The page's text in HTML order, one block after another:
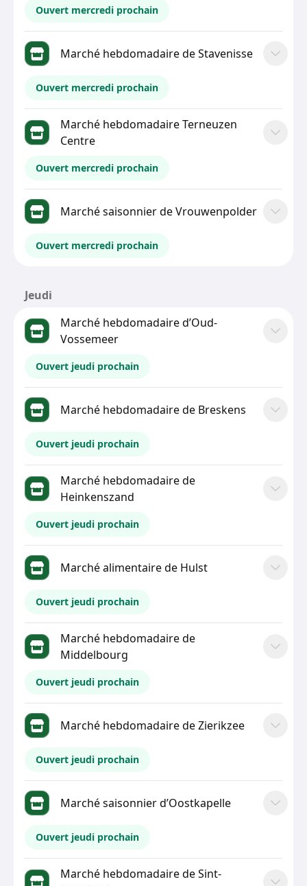
Ouvert mercredi prochain
Marché hebdomadaire de Stavenisse
Ouvert mercredi prochain
Marché hebdomadaire Terneuzen
Centre
Ouvert mercredi prochain
Marché saisonnier de Vrouwenpolder
Ouvert mercredi prochain
Jeudi
Marché hebdomadaire d’Oud-
Vossemeer
Ouvert jeudi prochain
Marché hebdomadaire de Breskens
Ouvert jeudi prochain
Marché hebdomadaire de
Heinkenszand
Ouvert jeudi prochain
Marché alimentaire de Hulst
Ouvert jeudi prochain
Marché hebdomadaire de
Middelbourg
Ouvert jeudi prochain
Marché hebdomadaire de Zierikzee
Ouvert jeudi prochain
Marché saisonnier d’Oostkapelle
Ouvert jeudi prochain
Marché hebdomadaire de Sint-